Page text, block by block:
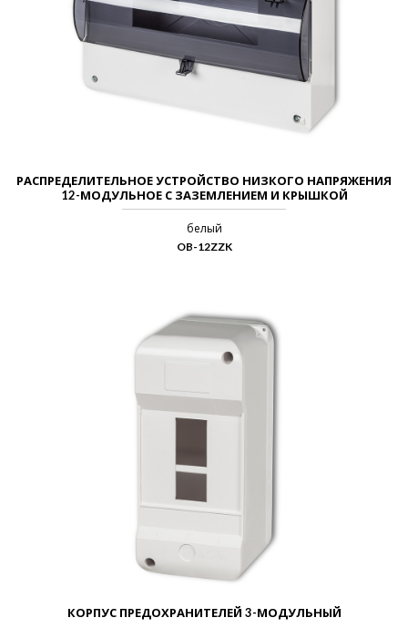
РАСПРЕДЕЛИТЕЛЬНОЕ УСТРОЙСТВО НИЗКОГО НАПРЯЖЕНИЯ
12-МОДУЛЬНОЕ С ЗАЗЕМЛЕНИЕМ И КРЫШКОЙ
белый
OB-12ZZK
КОРПУС ПРЕДОХРАНИТЕЛЕЙ 3-МОДУЛЬНЫЙ